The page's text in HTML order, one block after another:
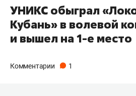
УНИКС обыграл
Кубань» в волевой
и вышел на 1-е место
Комментарии 1